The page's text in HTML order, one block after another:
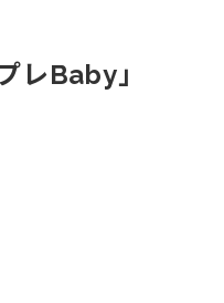
レBaby」